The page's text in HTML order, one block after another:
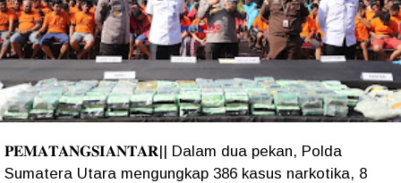
𝐏𝐄𝐌𝐀𝐓𝐀𝐍𝐆𝐒𝐈𝐀𝐍𝐓𝐀𝐑|| Dalam dua pekan, Polda
Sumatera Utara mengungkap 386 kasus narkotika, 8